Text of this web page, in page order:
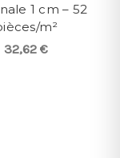
1 cm – 52
m²
32,62 €